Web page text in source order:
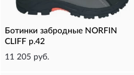
Ботинки забродные NORFIN
CLIFF р.42
11 205 руб.